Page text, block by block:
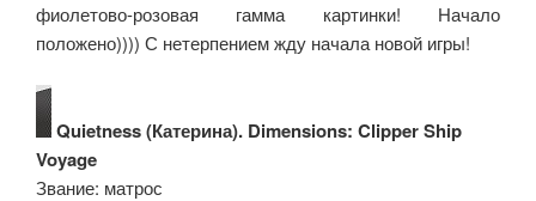
фиолетово-розовая гамма картинки! Начало
положено)))) С нетерпением жду начала новой игры!
Quietness (Катерина). Dimensions: Clipper Ship
Voyage
Звание: матрос